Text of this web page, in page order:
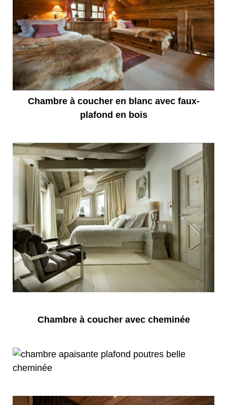
Chambre à coucher en blanc avec faux-
plafond en bois
Chambre à coucher avec cheminée